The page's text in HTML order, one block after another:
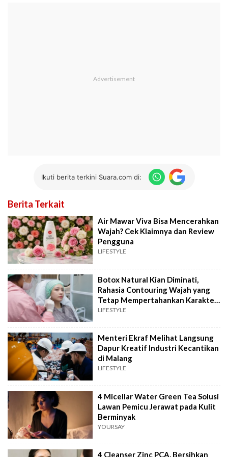
Ikuti berita terkini Suara.com di:
Berita Terkait
Air Mawar Viva Bisa Mencerahkan
Wajah? Cek Klaimnya dan Review
Pengguna
LIFESTYLE
Botox Natural Kian Diminati,
Rahasia Contouring Wajah yang
Tetap Mempertahankan Karakter
Alami
LIFESTYLE
Menteri Ekraf Melihat Langsung
Dapur Kreatif Industri Kecantikan
di Malang
LIFESTYLE
4 Micellar Water Green Tea Solusi
Lawan Pemicu Jerawat pada Kulit
Berminyak
YOURSAY
4 Cleanser Zinc PCA, Bersihkan